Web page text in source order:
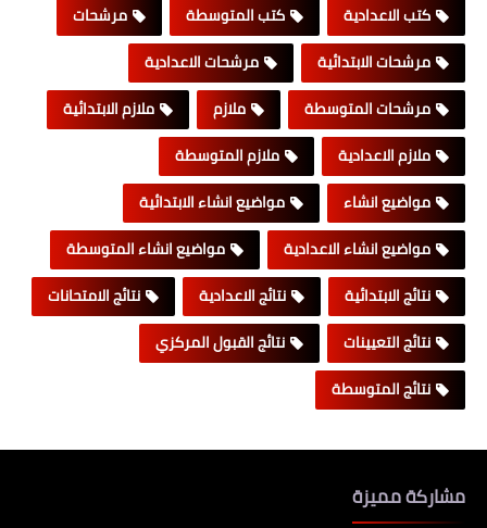
كتب الاعدادية
كتب المتوسطة
مرشحات
مرشحات الابتدائية
مرشحات الاعدادية
مرشحات المتوسطة
ملازم
ملازم الابتدائية
ملازم الاعدادية
ملازم المتوسطة
مواضيع انشاء
مواضيع انشاء الابتدائية
مواضيع انشاء الاعدادية
مواضيع انشاء المتوسطة
نتائج الابتدائية
نتائج الاعدادية
نتائج الامتحانات
نتائج التعيينات
نتائج القبول المركزي
نتائج المتوسطة
مشاركة مميزة